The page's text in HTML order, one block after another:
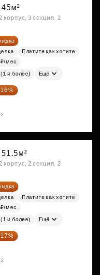
45м²
3 секция, 2
Платите как хотите
₽/мес
и более) Ещё
51.5м²
2 секция, 2
Платите как хотите
₽/мес
и более) Ещё